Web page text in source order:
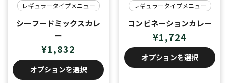
レギュラータイプメニュー
シーフードミックスカレ
ー
¥1,832
オプションを選択
レギュラータイプメニュー
コンビネーションカレー
¥1,724
オプションを選択